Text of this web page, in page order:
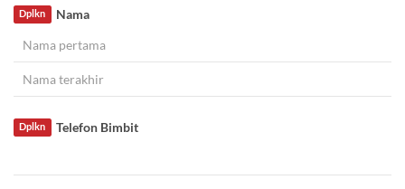
Nama
Dplkn
Telefon Bimbit
Dplkn